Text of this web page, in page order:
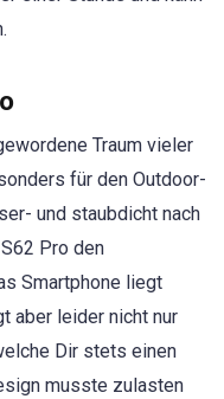
Traum vieler
für den Outdoor-
und staubdicht nach
Pro den
Smartphone liegt
aber leider nicht nur
Dir stets einen
musste zulasten